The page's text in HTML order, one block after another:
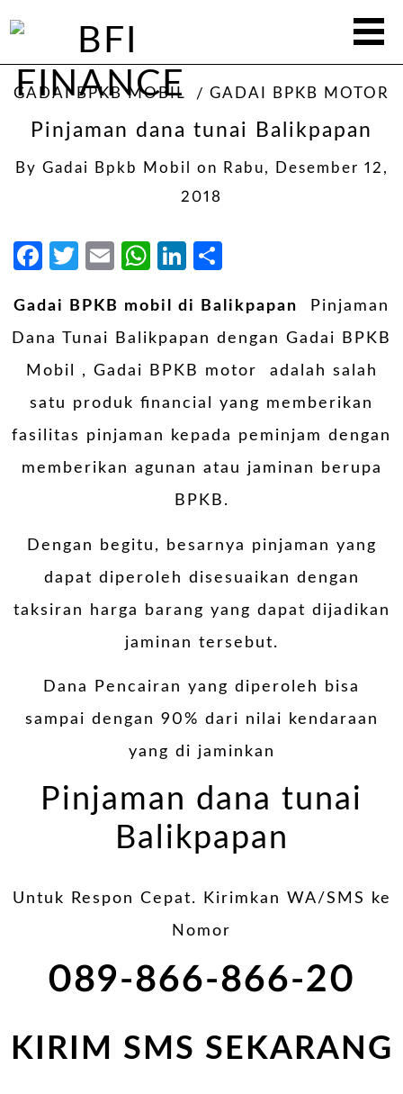
GADAI BPKB MOBIL GADAI BPKB MOTOR
Pinjaman dana tunai Balikpapan
By Gadai Bpkb Mobil on
Rabu, Desember 12,
2018
Facebook
Twitter
EmailWhatsApp
LinkedIn
Gadai BPKB mobil di Balikpapan
Pinjaman
Dana Tunai Balikpapan dengan Gadai BPKB
Mobil
, Gadai BPKB motor adalah salah
satu produk financial yang memberikan
fasilitas pinjaman kepada peminjam dengan
memberikan agunan atau jaminan berupa
BPKB.
Dengan begitu, besarnya pinjaman yang
dapat diperoleh disesuaikan dengan
taksiran harga barang yang dapat dijadikan
jaminan tersebut.
Dana Pencairan yang diperoleh bisa
sampai dengan 90% dari nilai kendaraan
yang di jaminkan
Pinjaman dana tunai
Balikpapan
Untuk Respon Cepat. Kirimkan WA/SMS ke
Nomor
089-866-866-20
KIRIM SMS SEKARANG